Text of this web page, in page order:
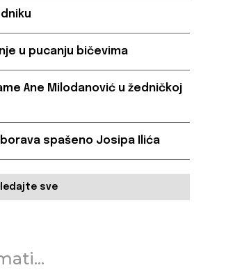
u pucanju bičevima
Ane Milodanović u žedničkoj
spašeno Josipa Ilića
sve